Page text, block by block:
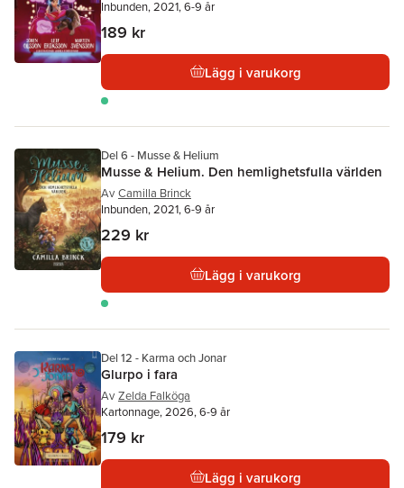
Inbunden, 2021, 6-9 år
189 kr
Lägg i varukorg
Del 6 - Musse & Helium
Musse & Helium. Den hemlighetsfulla världen
Av Camilla Brinck
Inbunden, 2021, 6-9 år
229 kr
Lägg i varukorg
Del 12 - Karma och Jonar
Glurpo i fara
Av Zelda Falköga
Kartonnage, 2026, 6-9 år
179 kr
Lägg i varukorg